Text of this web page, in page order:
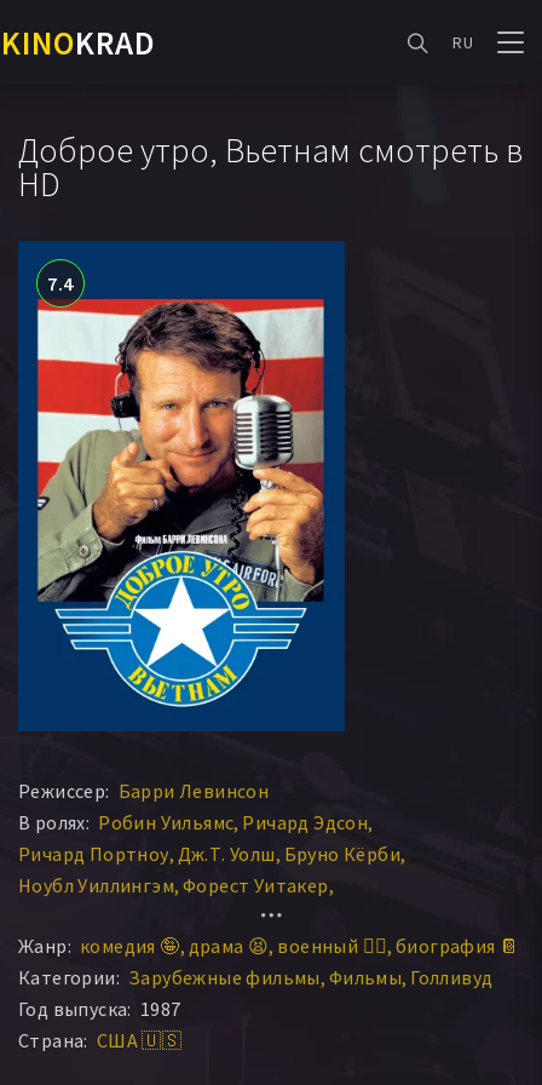
KINOKRAD RU
Доброе утро, Вьетнам смотреть в
HD
7.4
Режиссер: Барри Левинсон
В ролях: Робин Уильямс Ричард Эдсон
Ричард Портноу Дж.Т. Уолш Бруно Кёрби
Ноубл Уиллингэм Форест Уитакер
Ричард Никсон
Питер Маккензи Дон Стэнтон Дэн Стэнтон
Роберт Вул Тунг Тхань Чан Чинтара Сукапатана
Джеймс Макинтайр
Ку Ба Нгуйен Марк Джонсон
Жанр: комедия 🤪 драма 😫 военный 👨‍✈️ биография 📔
Категории: Зарубежные фильмы Фильмы Голливуд
Год выпуска: 1987
Страна: США 🇺🇸